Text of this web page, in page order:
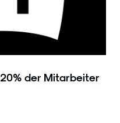
der Mitarbeiter